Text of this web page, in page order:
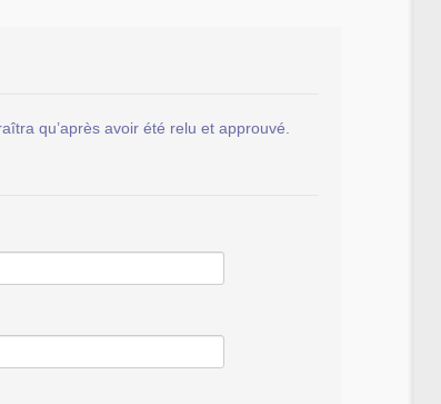
qu’après avoir été relu et approuvé.